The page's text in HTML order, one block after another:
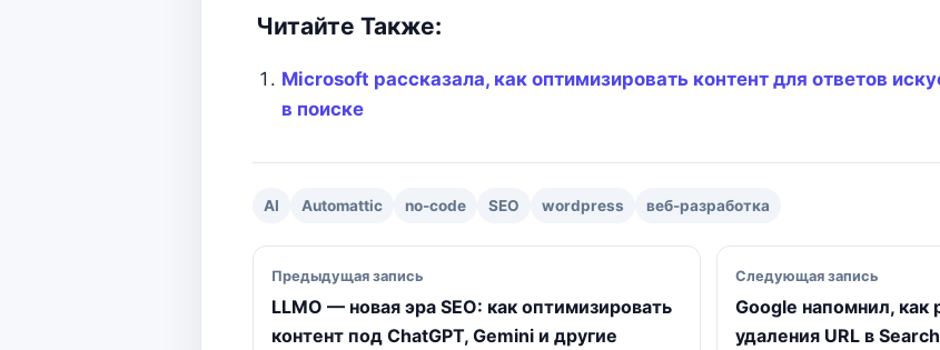
c
b
o
l
g
a
a
s
e
L
а
Читайте Также:
Microsoft рассказала, как оптимизировать контент для ответов
в поиске
AI Automattic no-code SEO wordpress веб-разработка
Навигация по записям
Предыдущая запись
LLMO — новая эра SEO: как оптимизировать
контент под ChatGPT, Gemini и другие
Следующая запись
Google напомнил, как
удаления URL в